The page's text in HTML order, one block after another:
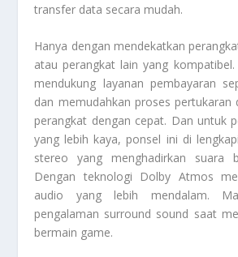
transfer data secara mudah.
Hanya dengan mendekatkan
atau perangkat lain yang
mendukung layanan pembayaran
dan memudahkan proses pertukaran
perangkat dengan cepat. Dan untuk
yang lebih kaya, ponsel ini di
stereo yang menghadirkan suara
Dengan teknologi Dolby Atmos
audio yang lebih mendalam.
pengalaman surround sound saat
bermain game.